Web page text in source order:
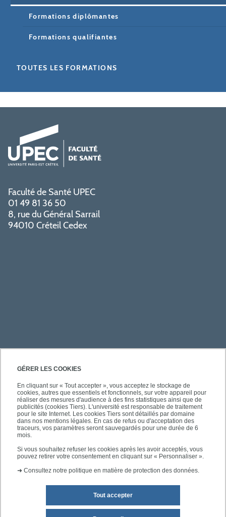
GÉRER LES COOKIES
En cliquant sur « Tout accepter », vous acceptez le stockage de
cookies, autres que essentiels et fonctionnels, sur votre appareil pour
réaliser des mesures d'audience à des fins statistiques ainsi que de
publicités (cookies Tiers). L'université est responsable de traitement
pour le site Internet. Les cookies Tiers sont détaillés par domaine
dans nos mentions légales. En cas de refus ou d'acceptation des
traceurs, vos paramètres seront sauvegardés pour une durée de 6
mois.
Si vous souhaitez refuser les cookies après les avoir acceptés, vous
pouvez retirer votre consentement en cliquant sur « Personnaliser ».
➜ Consultez notre politique en matière de protection des données.
Tout accepter
Formations diplômantes
Formations qualifiantes
TOUTES LES FORMATIONS
Faculté de Santé UPEC
01 49 81 36 50
8, rue du Général Sarrail
94010 Créteil Cedex
PRATIQUE
ACCÈS RAPIDES
SUIVEZ-NOUS